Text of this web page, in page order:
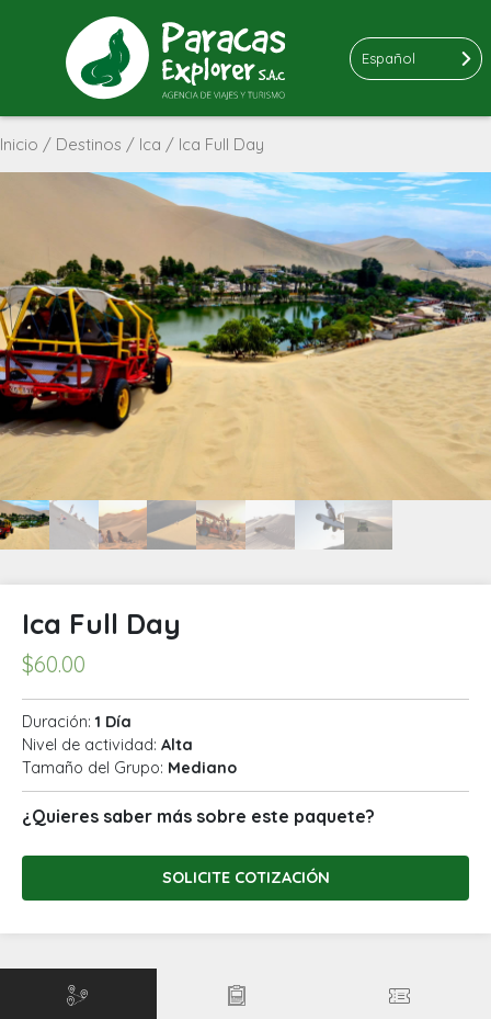
Español
Inicio / Destinos / Ica / Ica Full Day
Ica Full Day
$60.00
Duración:1 Día
Nivel de actividad: Alta
Tamaño del Grupo: Mediano
¿Quieres saber más sobre este paquete?
SOLICITE COTIZACIÓN